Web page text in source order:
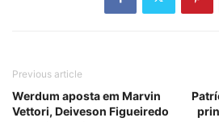
Previous article
Werdum aposta em Marvin
Vettori, Deiveson Figueiredo